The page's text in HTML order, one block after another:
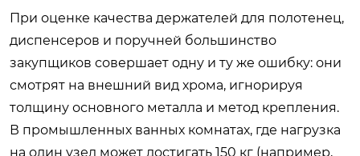
При оценке качества держателей для полотенец,
диспенсеров и поручней большинство
закупщиков совершает одну и ту же ошибку: они
смотрят на внешний вид хрома, игнорируя
толщину основного металла и метод крепления.
В промышленных ванных комнатах, где нагрузка
на один узел может достигать 150 кг (например,